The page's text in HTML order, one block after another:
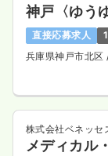
2交代（常勤）
給与 27.7万円〜
※一例
月給27万円以
気
神戸〈ゆう
直接応募求人
兵庫県神戸市北区
株式会社ベネッセ
メディカル